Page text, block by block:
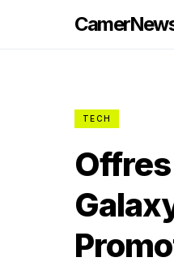
TECH